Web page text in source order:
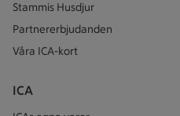
Stammis Husdjur
Partnererbjudanden
Våra ICA-kort
ICA